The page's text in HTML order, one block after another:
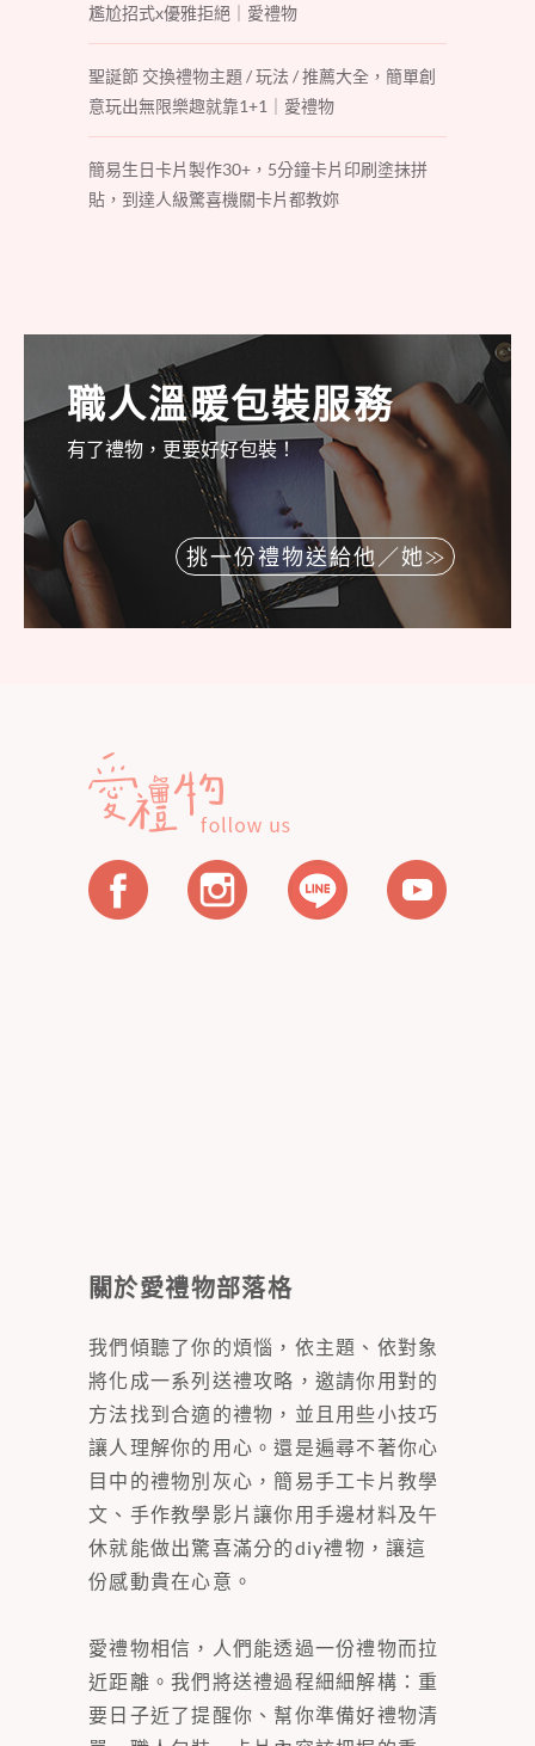
尷尬招式x優雅拒絕｜愛禮物
聖誕節 交換禮物主題 / 玩法 / 推薦大全，簡單創
意玩出無限樂趣就靠1+1｜愛禮物
簡易生日卡片製作30+，5分鐘卡片印刷塗抹拼
貼，到達人級驚喜機關卡片都教妳
職人溫暖包裝服務
有了禮物，更要好好包裝！
挑一份禮物送給他／她
關於愛禮物部落格
我們傾聽了你的煩惱，依主題、依對象
將化成一系列送禮攻略，邀請你用對的
方法找到合適的禮物，並且用些小技巧
讓人理解你的用心。還是遍尋不著你心
目中的禮物別灰心，簡易手工卡片教學
文、手作教學影片讓你用手邊材料及午
休就能做出驚喜滿分的diy禮物，讓這
份感動貴在心意。
愛禮物相信，人們能透過一份禮物而拉
近距離。我們將送禮過程細細解構：重
要日子近了提醒你、幫你準備好禮物清